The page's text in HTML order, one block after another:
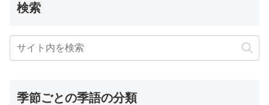
検索
季節ごとの季語の分類